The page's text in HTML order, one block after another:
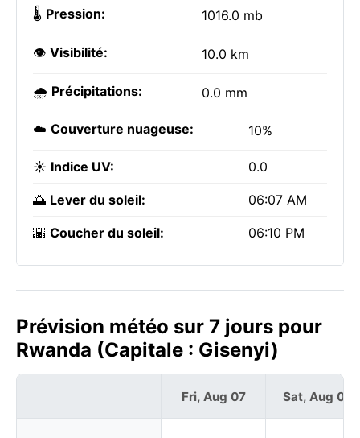
🌡️ Pression: 1016.0 mb
👁️ Visibilité: 10.0 km
🌧️ Précipitations: 0.0 mm
☁️ Couverture nuageuse: 10%
☀️ Indice UV: 0.0
🌅 Lever du soleil: 06:07 AM
🌇 Coucher du soleil: 06:10 PM
Prévision météo sur 7 jours pour
Rwanda (Capitale : Gisenyi)
Fri, Aug 07 Sat, Aug 08